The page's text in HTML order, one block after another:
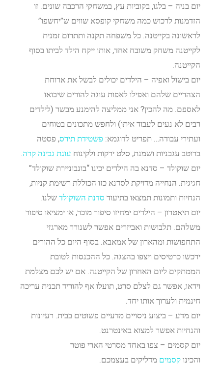
יום בניה – בלגו, בקוביות עץ, במשחקי הרכבה שונים. זו
הזדמנות לרכוש כמה משחקי קופסא שווים ש”יחשפו”
לראשונה בקייטנה. כל משפחה תקנה ותתרום זמנית
לקייטנה משחק משובח אחד, אותו ייקח הילד לביתו בסוף
הקייטנה.
יום בישול ואפיה – הילדים יכולים לבשל את ארוחת
הצהריים שלהם ואפילו לאפות עוגה להורים שיבואו
לאספם. מה להכין? אני ממליצה להימנע מבשר (לילדים
רבים לא נעים לעבוד איתו) ולחפש מתכונים בטוחים
ועתירי עבודה… תפריט לדוגמא: פשטידת תירס, פסטה
ברוטב עגבניות ושמנת, סלט ירקות ולקינוח עוגת גבינה קרה
יום שוקולד – סדנא בה הילדים יכינו “בונבוניירת שוקולד”
חגיגית. הנחייה מדויקת לסדנא כזו הכוללת רשימת קניות,
הנחיות ותמונות תמצאו בתיעוד סדנת השוקולד שלנו.
יום תיאטרון – הילדים ימחיזו סיפור מוכר, או ימציאו סיפור
משלהם. תלבושות ואביזרים אפשר לשנורר מארגזי
התחפושות ומהארון של אמאבא. בסוף היום כל ההורים
ירכשו כרטיסים ויצפו בהצגה. כל ההכנסות לטובת
הממתקים ליום האחרון של הקייטנה. אם יש לכם מצלמת
וידאו, אפשר גם לצלם סרט, תועלו אף להוריד תכנית עריכה
חינמית ולערוך אותו יחד.
יום מדע – ביצוע ניסויים מדעיים פשוטים בבית. רעיונות
והנחיות אפשר למצוא באינטרנט.
יום קסמים – צפו באחד מסרטי הארי פוטר
והכינו קסמים מדליקים בעצמכם.